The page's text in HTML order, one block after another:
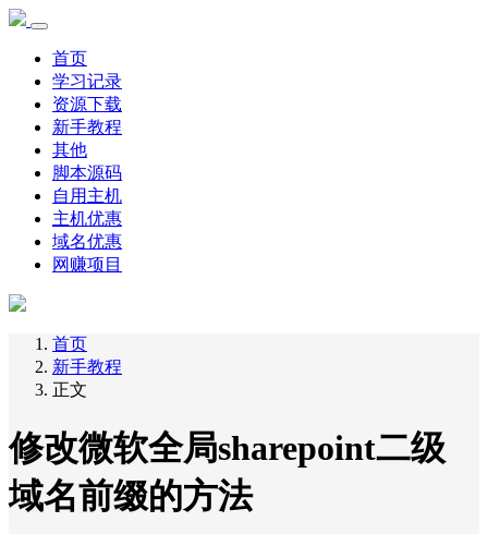
首页
学习记录
资源下载
新手教程
其他
脚本源码
自用主机
主机优惠
域名优惠
网赚项目
首页
新手教程
正文
修改微软全局sharepoint二级
域名前缀的方法